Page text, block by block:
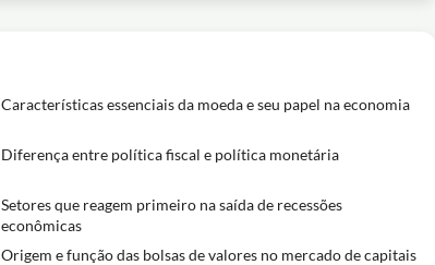
Características essenciais da moeda e seu papel na economia
Diferença entre política fiscal e política monetária
Setores que reagem primeiro na saída de recessões
econômicas
Origem e função das bolsas de valores no mercado de capitais